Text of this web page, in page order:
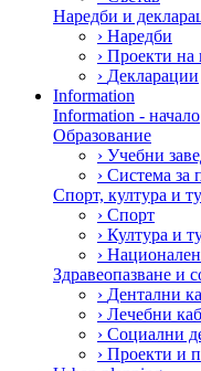
Наредби и
› Наредби
› Проекти на
› Декларации
Information
Information - начало
Образование
› Учебни
› Система за
Спорт, култура и
› Спорт
› Култура и
›
Здравеопазване и
› Дентални
› Лечебни
› Социални
› Проекти и